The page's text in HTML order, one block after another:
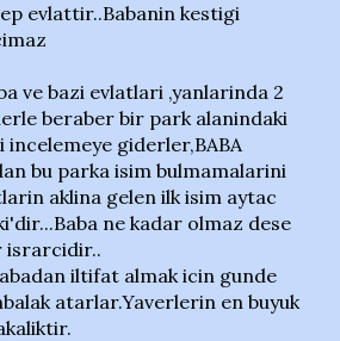
evlattir..Babanin kestigi
ve bazi evlatlari ,yanlarinda 2
beraber bir park alanindaki
incelemeye giderler,BABA
bu parka isim bulmamalarini
aklina gelen ilk isim aytac
ne kadar olmaz dese
israrcidir..
iltifat almak icin gunde
atarlar.Yaverlerin en buyuk